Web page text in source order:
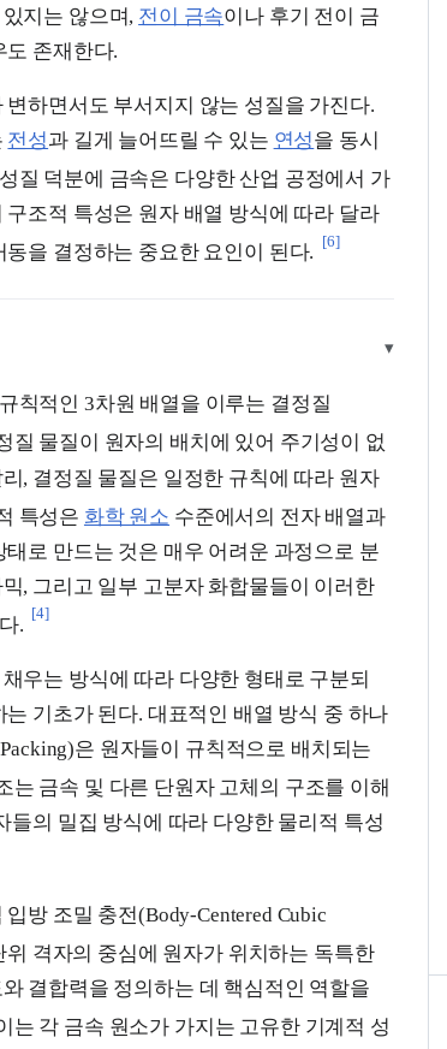
지는 않으며, 전이 금속이나 후기 전이 금
도 존재한다.
하면서도 부서지지 않는 성질을 가진다.
전성과 길게 늘어뜨릴 수 있는 연성을 동시
질 덕분에 금속은 다양한 산업 공정에서 가
조적 특성은 원자 배열 방식에 따라 달라
을 결정하는 중요한 요인이 된다.
[6]
▾
칙적인 3차원 배열을 이루는 결정질
질 물질이 원자의 배치에 있어 주기성이 없
, 결정질 물질은 일정한 규칙에 따라 원자
특성은 화학 원소 수준에서의 전자 배열과
로 만드는 것은 매우 어려운 과정으로 분
, 그리고 일부 고분자 화합물들이 이러한
.
[4]
우는 방식에 따라 다양한 형태로 구분되
기초가 된다. 대표적인 배열 방식 중 하나
은 원자들이 규칙적으로 배치되는
는 금속 및 다른 단원자 고체의 구조를 이해
들의 밀집 방식에 따라 다양한 물리적 특성
방 조밀 충전(Body-Centered Cubic
위 격자의 중심에 원자가 위치하는 독특한
결합력을 정의하는 데 핵심적인 역할을
는 각 금속 원소가 가지는 고유한 기계적 성